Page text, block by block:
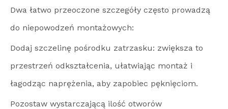
Dwa łatwo przeoczone szczegóły często prowadzą
do niepowodzeń montażowych:
Dodaj szczelinę pośrodku zatrzasku: zwiększa to
przestrzeń odkształcenia, ułatwiając montaż i
łagodząc naprężenia, aby zapobiec pęknięciom.
Pozostaw wystarczającą ilość otworów